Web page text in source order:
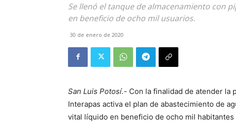
Se llenó el tanque de almacenamiento con
en beneficio de ocho mil usuarios.
30 de enero de 2020
San Luis Potosí.- Con la finalidad de atender la
Interapas activa el plan de abastecimiento de
vital líquido en beneficio de ocho mil